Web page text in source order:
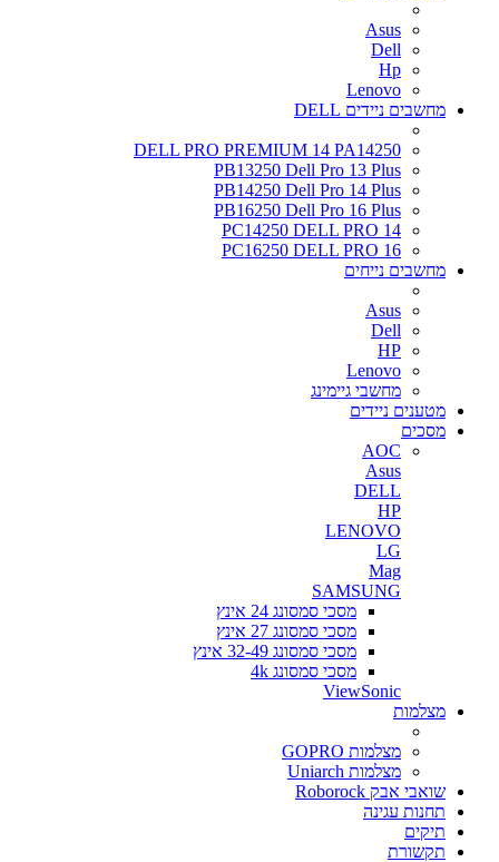
Asus
Dell
Hp
Lenovo
מחשבים ניידים DELL
DELL PRO PREMIUM 14 PA14250
PB13250 Dell Pro 13 Plus
PB14250 Dell Pro 14 Plus
PB16250 Dell Pro 16 Plus
PC14250 DELL PRO 14
PC16250 DELL PRO 16
מחשבים נייחים
Asus
Dell
HP
Lenovo
מחשבי גיימינג
מטענים ניידים
מסכים
AOC
Asus
DELL
HP
LENOVO
LG
Mag
SAMSUNG
מסכי סמסונג 24 אינץ
מסכי סמסונג 27 אינץ
מסכי סמסונג 32-49 אינץ
מסכי סמסונג 4k
ViewSonic
מצלמות
מצלמות GOPRO
מצלמות Uniarch
שואבי אבק Roborock
תחנות עגינה
תיקים
תקשורת